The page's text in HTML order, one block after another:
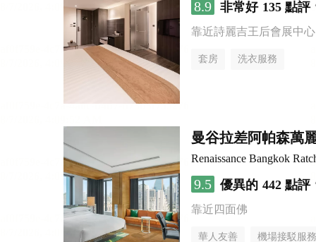
8.9 非常好 135 點評
靠近詩麗吉王后會展中心
套房 洗衣服務
曼谷拉差阿帕森萬
Renaissance Bangkok
9.5 優異的 442 點評
靠近四面佛
華人友善 機場接駁服務